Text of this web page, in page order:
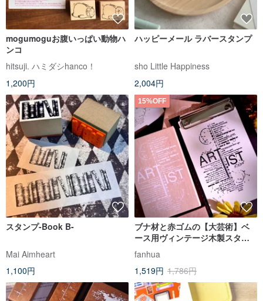
mogumoguお腹いっぱい動物ハ
ンコ
hitsuji. ハミダシhanco！
1,200円
ハッピーメール ラバースタンプ
sho Little Happiness
2,004円
スタンプ-Book B-
Mai Aimheart
1,100円
15%OFF
ブナ材と赤ゴムの【大芸術】ベ
ース用ヴィンテージ木製スタン
プ
fanhua
1,519円 1,786円